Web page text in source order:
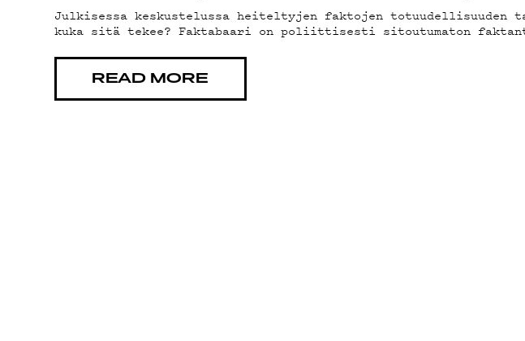
G LIVELAB
YSTÄVÄKLUBI
Julkisessa keskustelussa heiteltyjen faktojen totuudellisuuden
kuka sitä tekee? Faktabaari on poliittisesti sitoutumaton
READ MORE